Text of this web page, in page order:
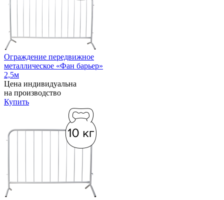
Ограждение передвижное
металлическое «Фан барьер»
2,5м
Цена индивидуальна
на производство
Купить